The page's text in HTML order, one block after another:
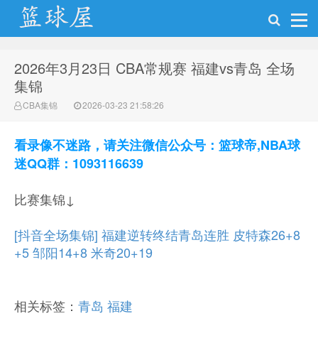
NBA录像网
2026年3月23日 CBA常规赛 福建vs青岛 全场
集锦
CBA集锦 2026-03-23 21:58:26
看录像不迷路，请关注微信公众号：篮球帝,NBA球
迷QQ群：1093116639
比赛集锦↓
[抖音全场集锦] 福建逆转终结青岛连胜 皮特森26+8
+5 邹阳14+8 米奇20+19
相关标签： 青岛 福建